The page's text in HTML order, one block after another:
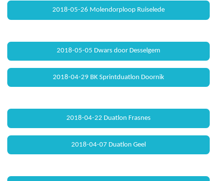
2018-05-26 Molendorploop Ruiselede
2018-05-05 Dwars door Desselgem
2018-04-29 BK Sprintduatlon Doornik
2018-04-22 Duatlon Frasnes
2018-04-07 Duatlon Geel